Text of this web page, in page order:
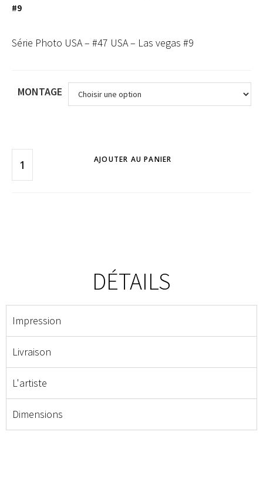
#9
Série Photo USA – #47 USA – Las vegas #9
MONTAGE
AJOUTER AU PANIER
DÉTAILS
Impression
Livraison
L'artiste
Dimensions